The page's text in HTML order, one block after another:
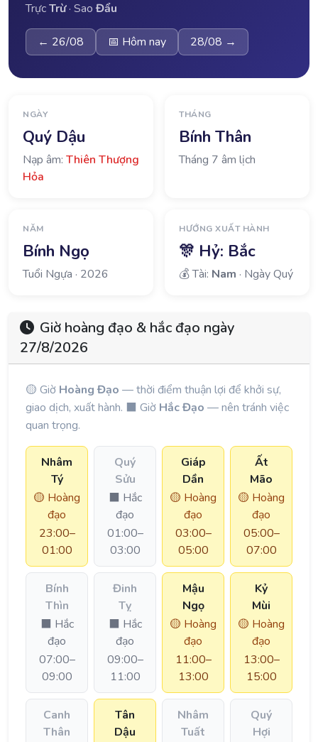
TrựcTrừ· SaoĐẩu
← 26/08 📅 Hôm nay 28/08 →
NGÀY
Quý Dậu
Nạp âm: Thiên Thượng
Hỏa
THÁNG
Bính Thân
Tháng 7 âm lịch
NĂM
Bính Ngọ
Tuổi Ngựa · 2026
HƯỚNG XUẤT HÀNH
🎊 Hỷ: Bắc
💰 Tài: Nam · Ngày Quý
Giờ hoàng đạo & hắc đạo ngày
27/8/2026
🟡 Giờ Hoàng Đạo — thời điểm thuận lợi để khởi sự,
giao dịch, xuất hành. ⬛ Giờ Hắc Đạo — nên tránh việc
quan trọng.
Nhâm
Tý
🟡 Hoàng
đạo
23:00–
01:00
Quý
Sửu
⬛ Hắc
đạo
01:00–
03:00
Giáp
Dần
🟡 Hoàng
đạo
03:00–
05:00
Ất
Mão
🟡 Hoàng
đạo
05:00–
07:00
Bính
Thìn
⬛ Hắc
đạo
07:00–
09:00
Đinh
Tỵ
⬛ Hắc
đạo
09:00–
11:00
Mậu
Ngọ
🟡 Hoàng
đạo
11:00–
13:00
Kỷ
Mùi
🟡 Hoàng
đạo
13:00–
15:00
Canh
Thân
Tân
Dậu
Nhâm
Tuất
Quý
Hợi